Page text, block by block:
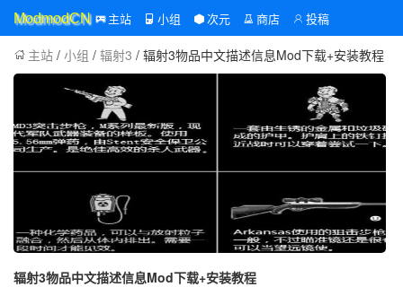
ModmodCN 主站 小组 次元 商店 投稿
主站 / 小组 / 辐射3 / 辐射3物品中文描述信息Mod下载+安装教程
辐射3物品中文描述信息Mod下载+安装教程